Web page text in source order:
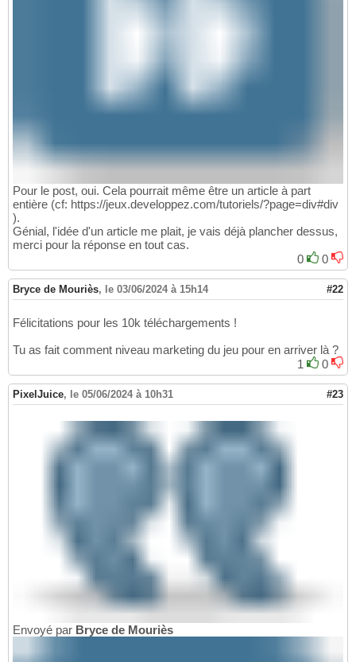
Pour le post, oui. Cela pourrait même être un article à part
entière (cf: https://jeux.developpez.com/tutoriels/?page=div#div
).
Génial, l'idée d'un article me plait, je vais déjà plancher dessus,
merci pour la réponse en tout cas.
0
0
Bryce de Mouriès, le 03/06/2024 à 15h14 #22
Félicitations pour les 10k téléchargements !
Tu as fait comment niveau marketing du jeu pour en arriver là ?
1
0
PixelJuice, le 05/06/2024 à 10h31 #23
Envoyé par Bryce de Mouriès